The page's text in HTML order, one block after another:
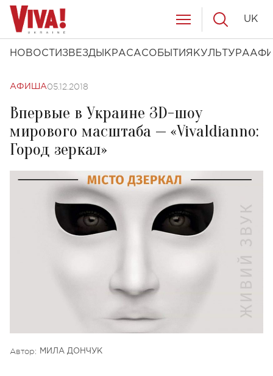
НОВОСТИ ЗВЕЗДЫ КРАСАСОБЫТИЯ КУЛЬТУРА
UK
АФИША05.12.2018
Впервые в Украине 3D-шоу
мирового масштаба — «Vivaldianno:
Город зеркал»
Автор: МИЛА ДОНЧУК